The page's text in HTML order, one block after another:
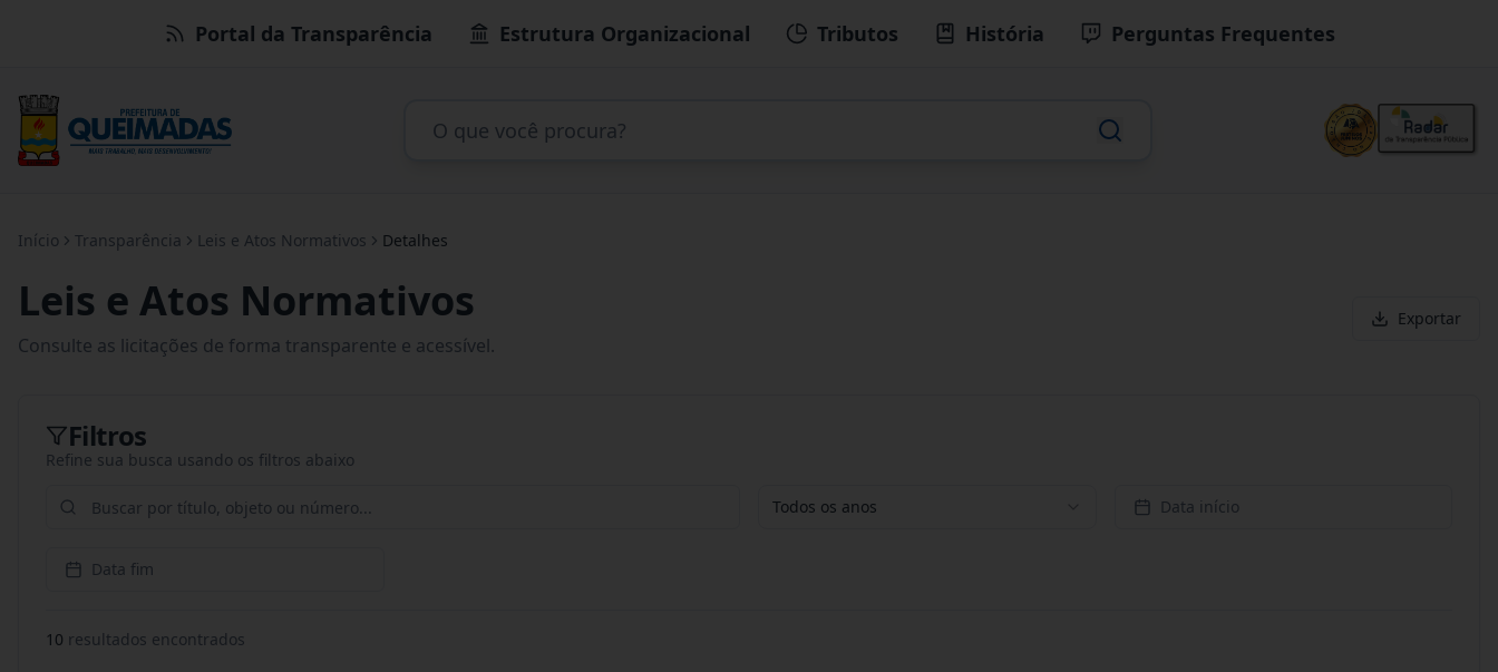
Portal da Transparência Estrutura Organizacional Tributos História Perguntas Frequentes
Início Transparência Leis e Atos Normativos Detalhes
Leis e Atos Normativos
Consulte as licitações de forma transparente e acessível.
Exportar
Filtros
Refine sua busca usando os filtros abaixo
Todos os anos Data início
Data fim
10 resultados encontrados